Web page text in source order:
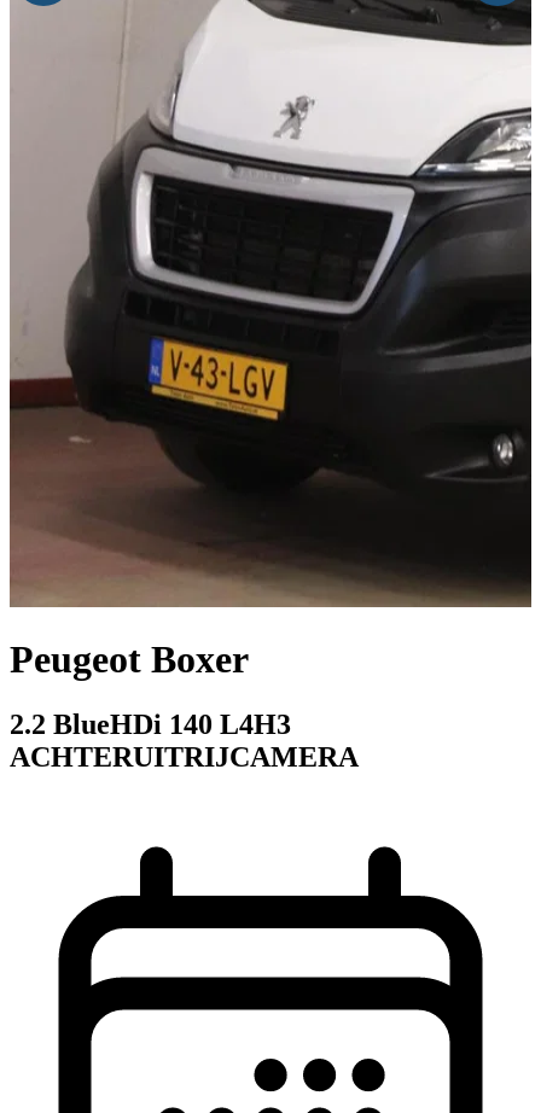
Peugeot Boxer
2.2 BlueHDi 140 L4H3
ACHTERUITRIJCAMERA